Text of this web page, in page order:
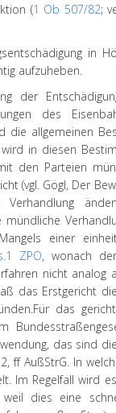
(1 Ob 507/82;
in
aufzuheben.
der
des
die allgemeinen
in diesen
den Parteien
(vgl. Gögl, Der
Verhandlung
einer
ZPO, wonach
nicht analog
das Erstgericht
Für das
das sind
ff AußStrG. In
Im Regelfall wird
dies eine